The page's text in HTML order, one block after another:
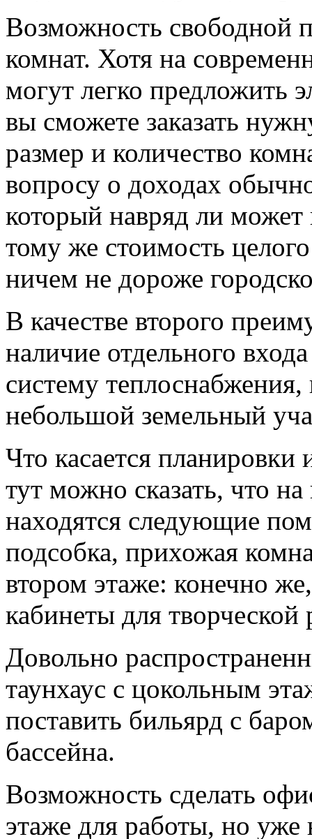
Возможность свободной
комнат. Хотя на
могут легко предложить
вы сможете заказать
размер и количество
вопросу о доходах
который навряд ли может
тому же стоимость
ничем не дороже
В качестве второго
наличие отдельного
систему
небольшой земельный
Что касается
тут можно сказать, что
находятся следующие
подсобка, прихожая
втором этаже: конечно
кабинеты для творческой
Довольно
таунхаус с цокольным
поставить бильярд с
бассейна.
Возможность сделать
этаже для работы, но уже